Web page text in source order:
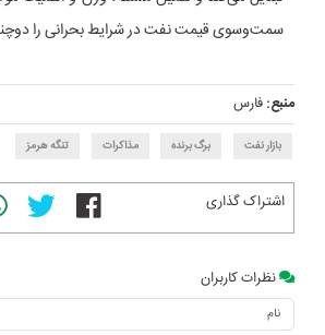
سمت‌وسوی قیمت نفت در شرایط بحرانی را
منبع:فارس
بازار نفت برگ برنده مذاکرات تنگه هرمز
اشتراک گذاری
نظرات کاربران